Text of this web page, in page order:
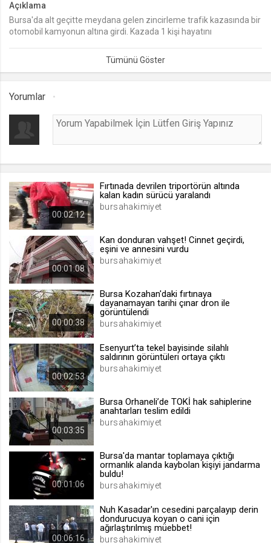
lang
.web.tv
Seçilen dil tercihini tutmak
.web.tv
[hash]
.web.tv
Site içeriği önerme
1 yıl
voteLike*
.web.tv
1 ay
.web.tv
beğenmeme
Açıklama
Bursa'da alt geçitte meydana gelen zincirleme trafik kazasında bir
otomobil kamyonun altına girdi. Kazada 1 kişi hayatını
Yorumlar
00:02:12
Fırtınada devrilen triportörün altında
kalan kadın sürücü yaralandı
bursahakimiyet
00:01:08
Kan donduran vahşet! Cinnet geçirdi,
eşini ve annesini vurdu
bursahakimiyet
00:00:38
Bursa Kozahan'daki fırtınaya
dayanamayan tarihi çınar dron ile
görüntülendi
bursahakimiyet
00:02:53
Esenyurt’ta tekel bayisinde silahlı
saldırının görüntüleri ortaya çıktı
bursahakimiyet
00:03:35
Bursa Orhaneli’de TOKİ hak sahiplerine
anahtarları teslim edildi
bursahakimiyet
00:01:06
Bursa'da mantar toplamaya çıktığı
ormanlık alanda kaybolan kişiyi jandarma
buldu!
bursahakimiyet
00:06:16
Nuh Kasadar'ın cesedini parçalayıp derin
dondurucuya koyan o cani için
ağırlaştırılmış müebbet!
bursahakimiyet